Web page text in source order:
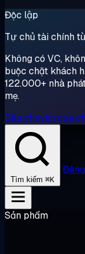
Độc lập
Tự chủ tài chính
Không có VC,
buộc chặt khách
122.000+ nhà
mẹ.
Câu chuyện của
Tìm kiếm ⌘K
Sản phẩm